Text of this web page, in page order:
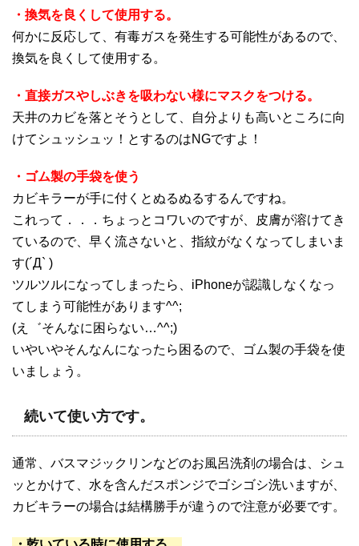
・換気を良くして使用する。
何かに反応して、有毒ガスを発生する可能性があるので、
換気を良くして使用する。
・直接ガスやしぶきを吸わない様にマスクをつける。
天井のカビを落とそうとして、自分よりも高いところに向
けてシュッシュッ！とするのはNGですよ！
・ゴム製の手袋を使う
カビキラーが手に付くとぬるぬるするんですね。
これって．．．ちょっとコワいのですが、皮膚が溶けてき
ているので、早く流さないと、指紋がなくなってしまいま
す(´Д` )
ツルツルになってしまったら、iPhoneが認識しなくなっ
てしまう可能性があります^^;
(え゛そんなに困らない…^^;)
いやいやそんなんになったら困るので、ゴム製の手袋を使
いましょう。
続いて使い方です。
通常、バスマジックリンなどのお風呂洗剤の場合は、シュ
ッとかけて、水を含んだスポンジでゴシゴシ洗いますが、
カビキラーの場合は結構勝手が違うので注意が必要です。